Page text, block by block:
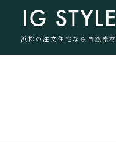
浜松の注文住宅なら自然素